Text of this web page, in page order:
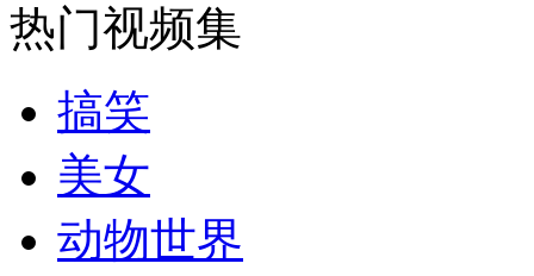
消防员救轻生者 花炮节热闹非凡
纽约上演“枕头大战”
热门视频集
搞笑
美女
动物世界